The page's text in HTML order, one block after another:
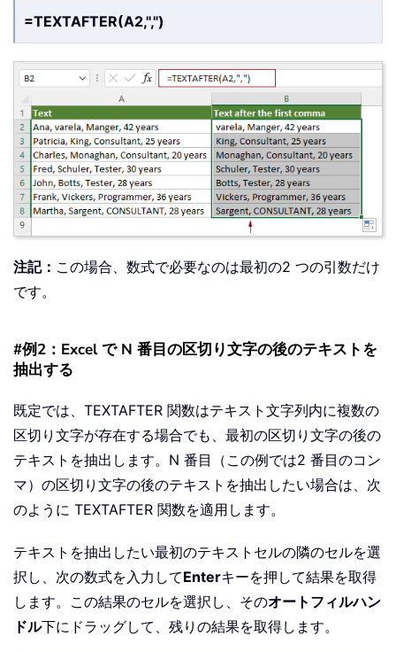
=TEXTAFTER(A2,",")
注記： この場合、数式で必要なのは最初の2 つの引数だけ
です。
#例2：Excel で N 番目の区切り文字の後のテキストを
抽出する
既定では、TEXTAFTER 関数はテキスト文字列内に複数の
区切り文字が存在する場合でも、最初の区切り文字の後の
テキストを抽出します。N 番目（この例では2 番目のコン
マ）の区切り文字の後のテキストを抽出したい場合は、次
のように TEXTAFTER 関数を適用します。
テキストを抽出したい最初のテキストセルの隣のセルを選
択し、次の数式を入力してEnterキーを押して結果を取得
します。この結果のセルを選択し、そのオートフィルハン
ドル下にドラッグして、残りの結果を取得します。